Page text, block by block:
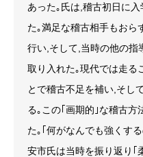
あった｡氏は,稽古初日に
た｡満足な稽古相手もおら
行い,そして,当時の他の指
取り入れた｡現代では走る
とで稽古不足を補い,そし
る｡この｢画期的｣な稽古方
た｡｢何がなんでも強くす
安市氏は当時を振り返り｢